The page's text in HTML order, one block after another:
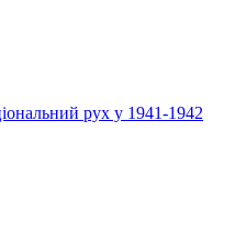
рух у 1941-1942